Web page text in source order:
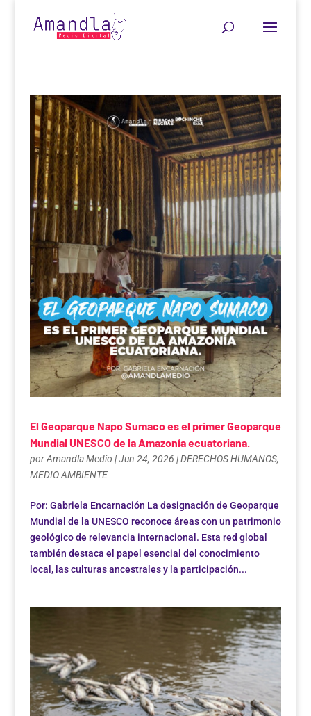
El Geoparque Napo Sumaco es el primer Geoparque
Mundial UNESCO de la Amazonía ecuatoriana.
porAmandla Medio |Jun 24, 2026 |DERECHOS HUMANOS,
MEDIO AMBIENTE
Por: Gabriela Encarnación La designación de Geoparque
Mundial de la UNESCO reconoce áreas con un patrimonio
geológico de relevancia internacional. Esta red global
también destaca el papel esencial del conocimiento
local, las culturas ancestrales y la participación...